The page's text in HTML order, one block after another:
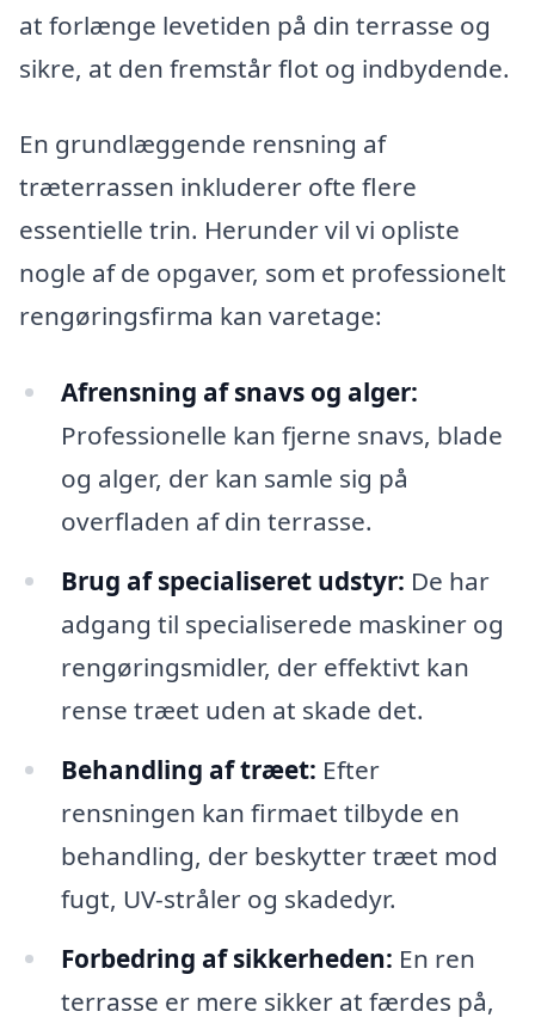
at forlænge levetiden på din terrasse og
sikre, at den fremstår flot og indbydende.
En grundlæggende rensning af
træterrassen inkluderer ofte flere
essentielle trin. Herunder vil vi opliste
nogle af de opgaver, som et professionelt
rengøringsfirma kan varetage:
Afrensning af snavs og alger:
Professionelle kan fjerne snavs, blade
og alger, der kan samle sig på
overfladen af din terrasse.
Brug af specialiseret udstyr: De har
adgang til specialiserede maskiner og
rengøringsmidler, der effektivt kan
rense træet uden at skade det.
Behandling af træet: Efter
rensningen kan firmaet tilbyde en
behandling, der beskytter træet mod
fugt, UV-stråler og skadedyr.
Forbedring af sikkerheden: En ren
terrasse er mere sikker at færdes på,